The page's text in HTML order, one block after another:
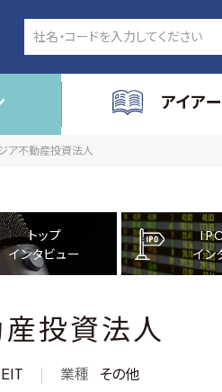
アイア
ア不動産投資法人
トップ
インタビュー
イン
産投資法人
業種 その他